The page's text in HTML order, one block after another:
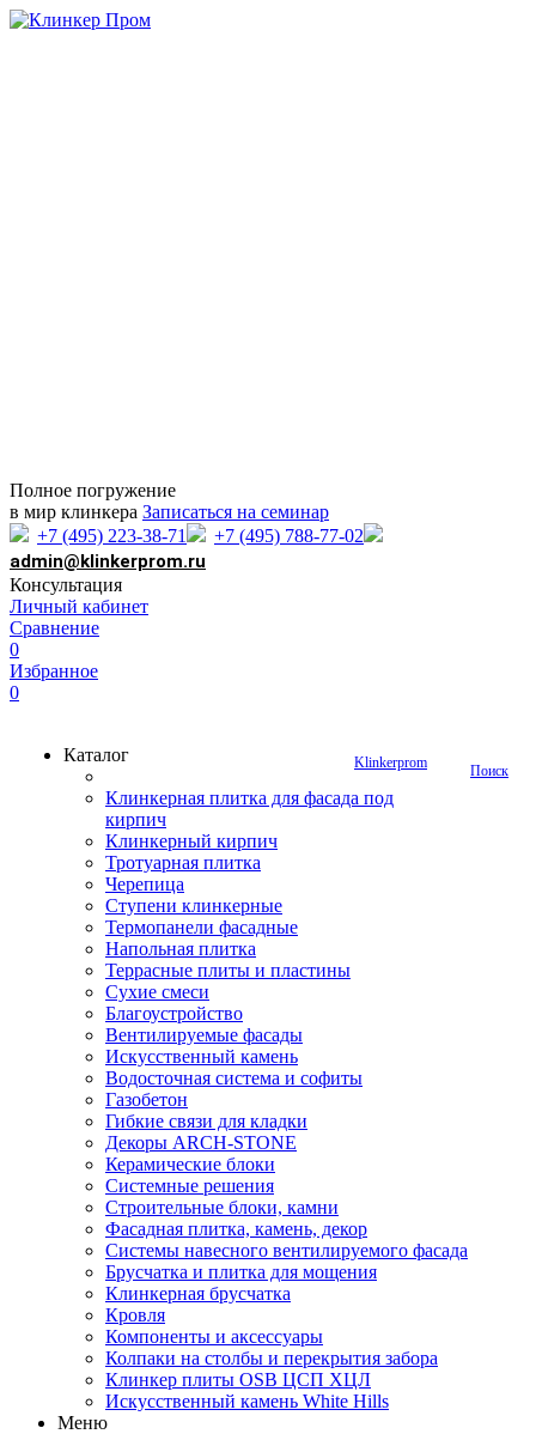
Полное погружение
в мир клинкера Записаться на семинар
+7 (495) 223-38-71
+7 (495) 788-77-02
admin@klinkerprom.ru
Консультация
Личный кабинет
Сравнение
0
Избранное
0
Поиск
Klinkerprom
Каталог
Клинкерная плитка для фасада под
кирпич
Клинкерный кирпич
Тротуарная плитка
Черепица
Ступени клинкерные
Термопанели фасадные
Напольная плитка
Террасные плиты и пластины
Сухие смеси
Благоустройство
Вентилируемые фасады
Искусственный камень
Водосточная система и софиты
Газобетон
Гибкие связи для кладки
Декоры ARCH-STONE
Керамические блоки
Системные решения
Строительные блоки, камни
Фасадная плитка, камень, декор
Системы навесного вентилируемого фасада
Брусчатка и плитка для мощения
Клинкерная брусчатка
Кровля
Компоненты и аксессуары
Колпаки на столбы и перекрытия забора
Клинкер плиты OSB ЦСП ХЦЛ
Искусственный камень White Hills
Меню